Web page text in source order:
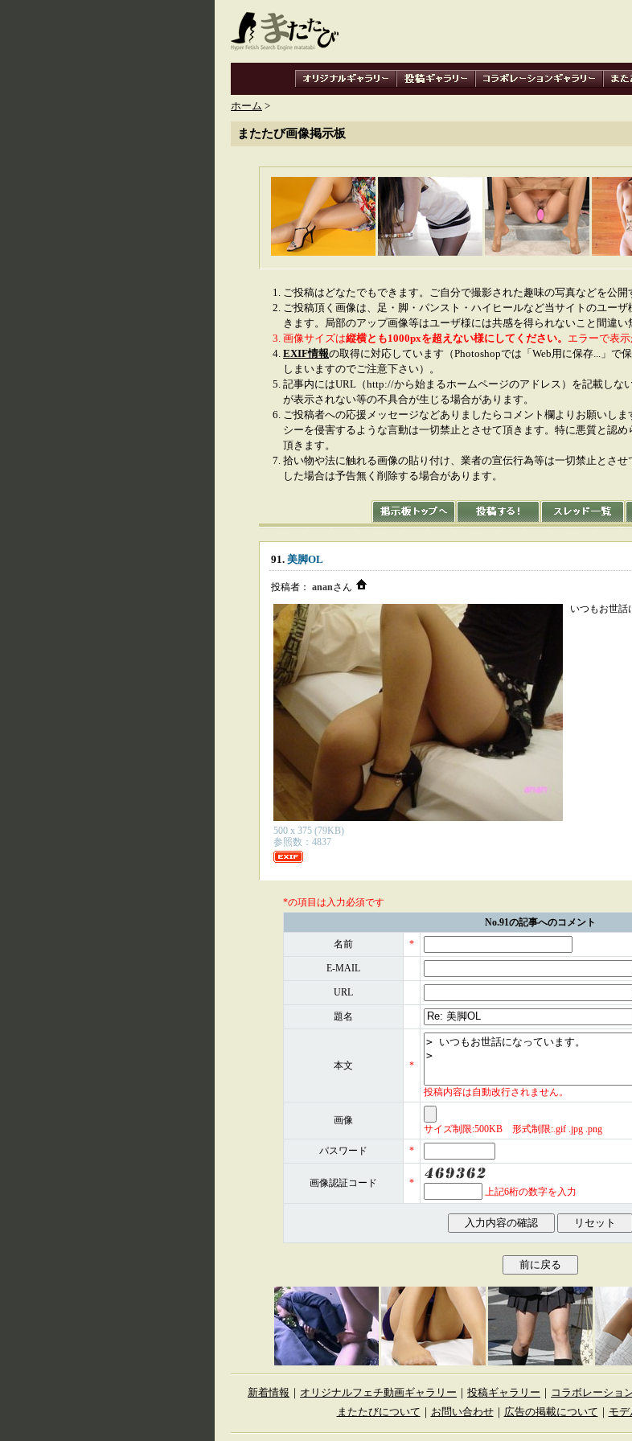
ホーム >
またたび画像掲示板
ご投稿はどなたでもできます。ご自分で撮影された趣味の写真などを公開
ご投稿頂く画像は、足・脚・パンスト・ハイヒールなど当サイトのユー
きます。局部のアップ画像等はユーザ様には共感を得られないこと間違い
画像サイズは縦横とも1000pxを超えない様にしてください。 エラーで表示
EXIF情報の取得に対応しています（Photoshopでは「Web用に保存...」で
しまいますのでご注意下さい）。
記事内にはURL（http://から始まるホームページのアドレス）を記載しな
が表示されない等の不具合が生じる場合があります。
ご投稿者への応援メッセージなどありましたらコメント欄よりお願いし
シーを侵害するような言動は一切禁止とさせて頂きます。特に悪質と認
頂きます。
拾い物や法に触れる画像の貼り付け、業者の宣伝行為等は一切禁止とさ
した場合は予告無く削除する場合があります。
91. 美脚OL
投稿者： ananさん
500 x 375 (79KB)
参照数：4837
いつもお世話
*の項目は入力必須です
No.91の記事へのコメント
名前 *
E-MAIL
URL
題名
本文 *
投稿内容は自動改行されません。
画像
サイズ制限:500KB 形式制限:.gif .jpg .png
パスワード *
画像認証コード
*
上記6桁の数字を入力
新着情報 オリジナルフェチ動画ギャラリー 投稿ギャラリー コラボレーショ
またたびについて
お問い合わせ｜ 広告の掲載について モデ